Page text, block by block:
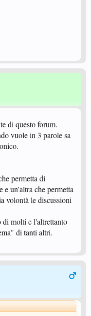
fa per dire ) di tanti
è che
CLASSIFICA UNICA si è
rimasto MOLTO...
anche più di un
di questo forum.
vuole in 3 parole sa
permetta di
e un'altra che permetta
volontà le discussioni
di molti e l'altrettanto
di tanti altri.